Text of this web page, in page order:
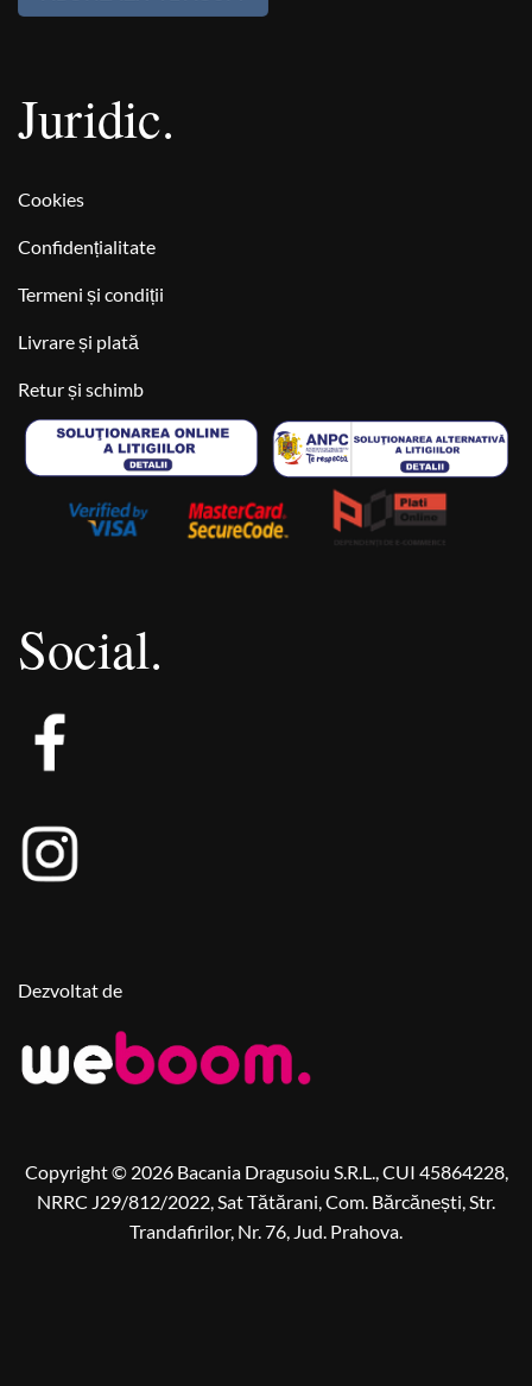
Juridic.
Cookies
Confidențialitate
Termeni și condiții
Livrare și plată
Retur și schimb
Social.
Dezvoltat de
Copyright © 2026 Bacania Dragusoiu S.R.L., CUI 45864228,
NRRC J29/812/2022, Sat Tătărani, Com. Bărcănești, Str.
Trandafirilor, Nr. 76, Jud. Prahova.